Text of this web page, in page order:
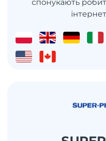
спонукають